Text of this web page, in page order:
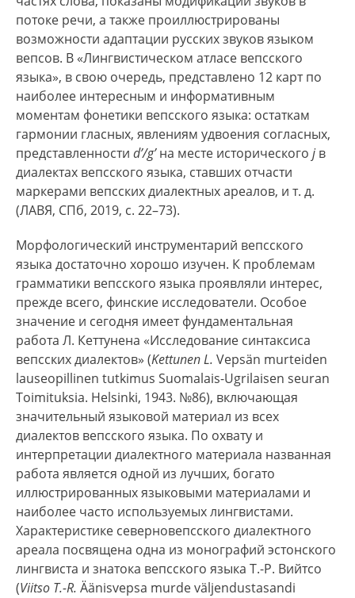
потоке речи, а также проиллюстрированы
возможности адаптации русских звуков языком
вепсов. В «Лингвистическом атласе вепсского
языка», в свою очередь, представлено 12 карт по
наиболее интересным и информативным
моментам фонетики вепсского языка: остаткам
гармонии гласных, явлениям удвоения согласных,
представленности d’/g’на месте исторического jв
диалектах вепсского языка, ставших отчасти
маркерами вепсских диалектных ареалов, и т. д.
(ЛАВЯ, СПб, 2019, с. 22–73).
Морфологический инструментарий вепсского
языка достаточно хорошо изучен. К проблемам
грамматики вепсского языка проявляли интерес,
прежде всего, финские исследователи. Особое
значение и сегодня имеет фундаментальная
работа Л. Кеттунена «Исследование синтаксиса
вепсских диалектов» (Kettunen L. Vepsän murteiden
lauseopillinen tutkimus Suomalais-Ugrilaisen seuran
Toimituksia. Helsinki, 1943. №86), включающая
значительный языковой материал из всех
диалектов вепсского языка. По охвату и
интерпретации диалектного материала названная
работа является одной из лучших, богато
иллюстрированных языковыми материалами и
наиболее часто используемых лингвистами.
Характеристике северновепсского диалектного
ареала посвящена одна из монографий эстонского
лингвиста и знатока вепсского языка Т.-Р. Вийтсо
(Viitso T.-R. Äänisvepsa murde väljendustasandi